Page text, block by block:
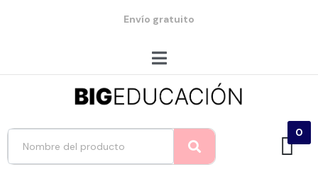
Envío gratuito
0